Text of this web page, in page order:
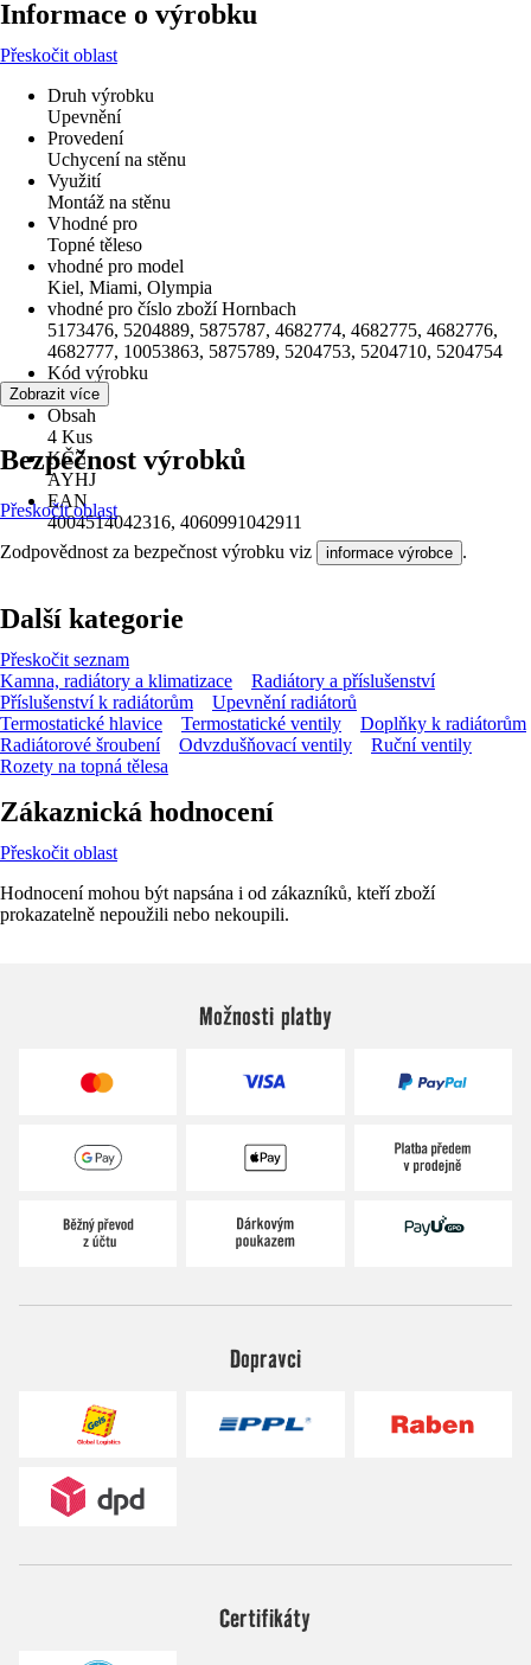
Informace o výrobku
Přeskočit oblast
Druh výrobku
Upevnění
Provedení
Uchycení na stěnu
Využití
Montáž na stěnu
Vhodné pro
Topné těleso
vhodné pro model
Kiel, Miami, Olympia
vhodné pro číslo zboží Hornbach
5173476, 5204889, 5875787, 4682774, 4682775, 4682776,
4682777, 10053863, 5875789, 5204753, 5204710, 5204754
Kód výrobku
H59027
Obsah
4 Kus
KČZ
AYHJ
EAN
4004514042316, 4060991042911
Zobrazit více
Bezpečnost výrobků
Přeskočit oblast
Zodpovědnost za bezpečnost výrobku viz informace výrobce .
Další kategorie
Přeskočit seznam
Kamna, radiátory a klimatizace
Radiátory a příslušenství
Příslušenství k radiátorům
Upevnění radiátorů
Termostatické hlavice
Termostatické ventily
Doplňky k radiátorům
Radiátorové šroubení
Odvzdušňovací ventily
Ruční ventily
Rozety na topná tělesa
Zákaznická hodnocení
Přeskočit oblast
Hodnocení mohou být napsána i od zákazníků, kteří zboží
prokazatelně nepoužili nebo nekoupili.
Možnosti platby
Dopravci
Certifikáty